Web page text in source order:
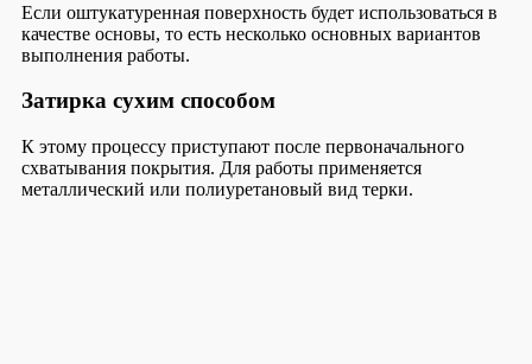
Если оштукатуренная поверхность будет использоваться в
качестве основы, то есть несколько основных вариантов
выполнения работы.
Затирка сухим способом
К этому процессу приступают после первоначального
схватывания покрытия. Для работы применяется
металлический или полиуретановый вид терки.